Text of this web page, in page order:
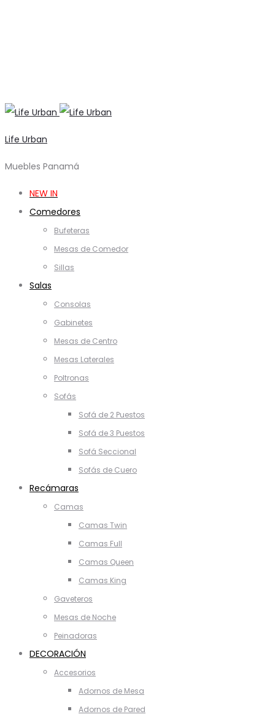
Life Urban
Muebles Panamá
NEW IN
Comedores
Bufeteras
Mesas de Comedor
Sillas
Salas
Consolas
Gabinetes
Mesas de Centro
Mesas Laterales
Poltronas
Sofás
Sofá de 2 Puestos
Sofá de 3 Puestos
Sofá Seccional
Sofás de Cuero
Recámaras
Camas
Camas Twin
Camas Full
Camas Queen
Camas King
Gaveteros
Mesas de Noche
Peinadoras
DECORACIÓN
Accesorios
Adornos de Mesa
Adornos de Pared